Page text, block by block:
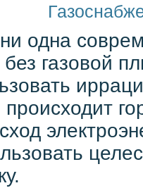
одна
газовой
происходит